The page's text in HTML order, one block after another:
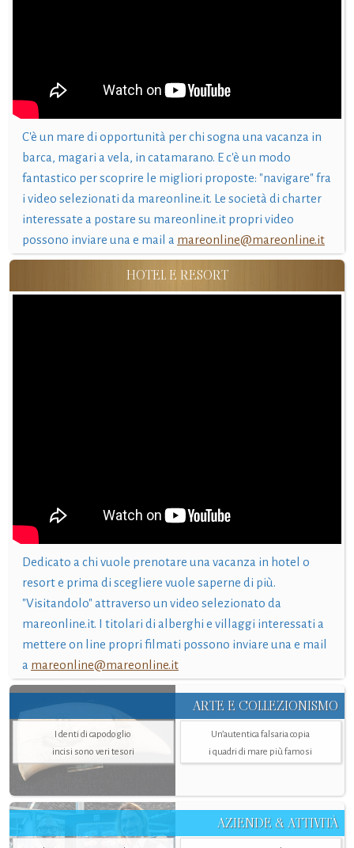
C'è un mare di opportunità per chi sogna una vacanza in
barca, magari a vela, in catamarano. E c'è un modo
fantastico per scoprire le migliori proposte: "navigare" fra
i video selezionati da mareonline.it. Le società di charter
interessate a postare su mareonline.it propri video
possono inviare una e mail a mareonline@mareonline.it
HOTEL E RESORT
Dedicato a chi vuole prenotare una vacanza in hotel o
resort e prima di scegliere vuole saperne di più.
"Visitandolo" attraverso un video selezionato da
mareonline.it. I titolari di alberghi e villaggi interessati a
mettere on line propri filmati possono inviare una e mail
a mareonline@mareonline.it
ARTE E COLLEZIONISMO
I denti di capodoglio
incisi sono veri tesori
Un’autentica falsaria copia
i quadri di mare più famosi
AZIENDE & ATTIVITÀ